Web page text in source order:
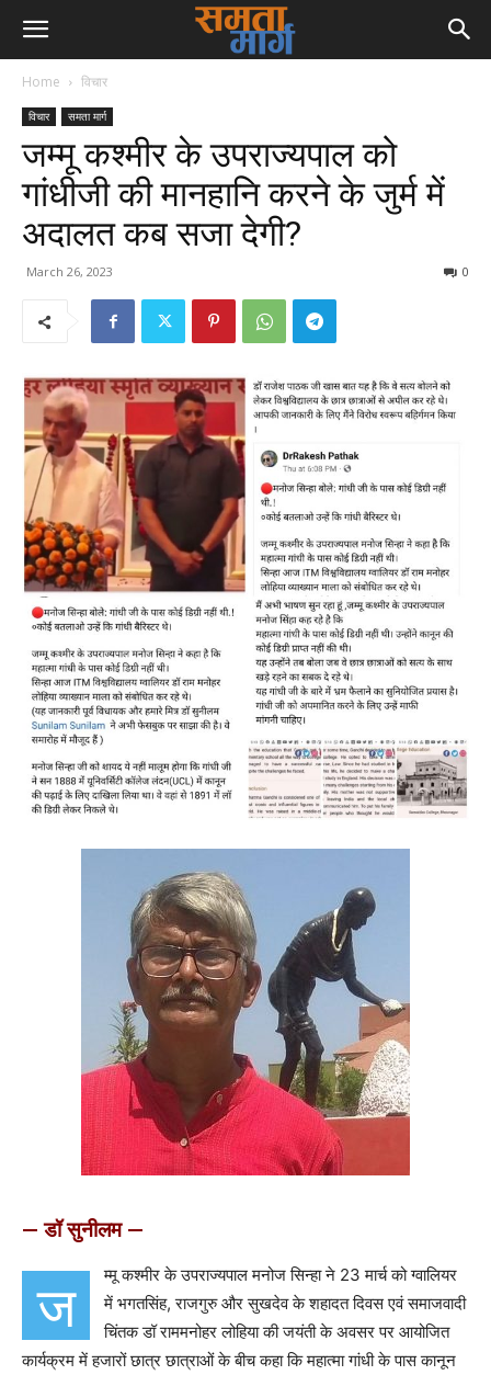
Home विचार
विचार समता मार्ग
जम्मू कश्मीर के उपराज्यपाल को
गांधीजी की मानहानि करने के जुर्म में
अदालत कब सजा देगी?
March 26, 2023 0
— डॉ सुनीलम —
ज
म्मू कश्मीर के उपराज्यपाल मनोज सिन्हा ने 23 मार्च को ग्वालियर
में भगतसिंह, राजगुरु और सुखदेव के शहादत दिवस एवं समाजवादी
चिंतक डॉ राममनोहर लोहिया की जयंती के अवसर पर आयोजित
कार्यक्रम में हजारों छात्र छात्राओं के बीच कहा कि महात्मा गांधी के पास कानून